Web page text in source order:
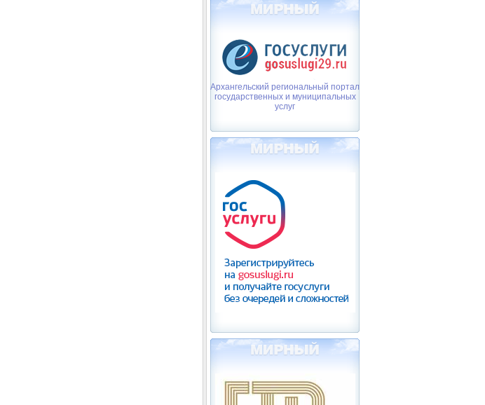
Архангельский региональный портал
государственных и муниципальных
услуг